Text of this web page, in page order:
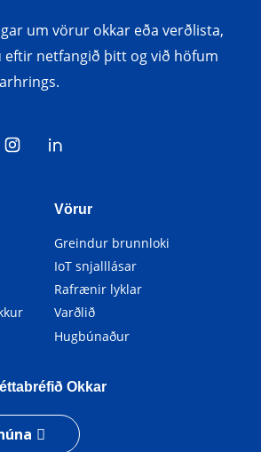
um vörur okkar eða verðlista,
eftir netfangið þitt og við höfum
Vörur
Greindur brunnloki
IoT snjalllásar
Rafrænir lyklar
Varðlið
Hugbúnaður
Okkar